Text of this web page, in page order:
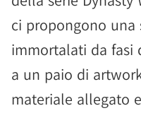
ci propongono
immortalati da fasi
a un paio di
materiale allegato